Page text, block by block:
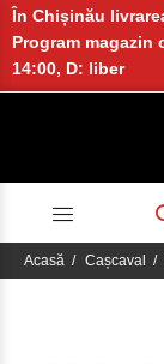
În Chișinău
Program magazin
14:00, D: liber
Acasă Cașcaval